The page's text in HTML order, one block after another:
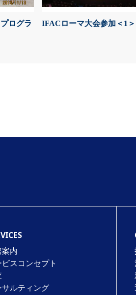
ログラ
IFACローマ大会参加＜1＞
内
スコンセプト
サルティング